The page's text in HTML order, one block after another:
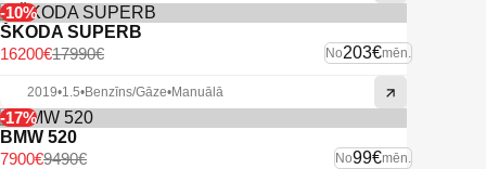
-10%
ŠKODA SUPERB
No203€mēn.
17990€
16200€
2019•1.5•Benzīns/Gāze•Manuālā
-17%
BMW 520
No99€mēn.
9490€
7900€